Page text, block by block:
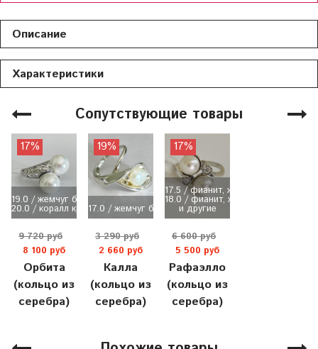
Описание
Характеристики
Сопутствующие товары
19.0 / жемчуг белый (майорка)
20.0 / коралл красный (имит)
17%
9 720 руб
8 100 руб
Орбита
(кольцо из
серебра)
17.0 / жемчуг белый
19%
3 290 руб
2 660 руб
Калла
(кольцо из
серебра)
17.5 / фианит, жемчуг белый
18.0 / фианит, жемчуг белый
и другие
17%
6 600 руб
5 500 руб
Рафаэлло
(кольцо из
серебра)